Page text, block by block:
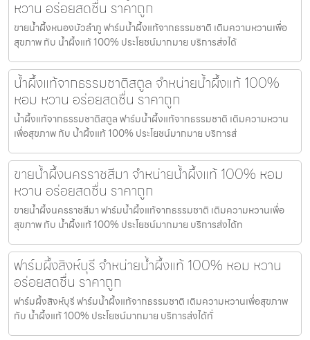
หวาน อร่อยสดชื่น ราคาถูก
ขายน้ำผึ้งหนองบัวลำภู ฟาร์มน้ำผึ้งแท้จากธรรมชาติ เติมความหวานเพื่อ
สุขภาพ กับ น้ำผึ้งแท้ 100% ประโยชน์มากมาย บริการส่งได้
น้ำผึ้งแท้จากธรรมชาติสตูล จำหน่ายน้ำผึ้งแท้ 100%
หอม หวาน อร่อยสดชื่น ราคาถูก
น้ำผึ้งแท้จากธรรมชาติสตูล ฟาร์มน้ำผึ้งแท้จากธรรมชาติ เติมความหวาน
เพื่อสุขภาพ กับ น้ำผึ้งแท้ 100% ประโยชน์มากมาย บริการส่
ขายน้ำผึ้งนครราชสีมา จำหน่ายน้ำผึ้งแท้ 100% หอม
หวาน อร่อยสดชื่น ราคาถูก
ขายน้ำผึ้งนครราชสีมา ฟาร์มน้ำผึ้งแท้จากธรรมชาติ เติมความหวานเพื่อ
สุขภาพ กับ น้ำผึ้งแท้ 100% ประโยชน์มากมาย บริการส่งได้ท
ฟาร์มผึ้งสิงห์บุรี จำหน่ายน้ำผึ้งแท้ 100% หอม หวาน
อร่อยสดชื่น ราคาถูก
ฟาร์มผึ้งสิงห์บุรี ฟาร์มน้ำผึ้งแท้จากธรรมชาติ เติมความหวานเพื่อสุขภาพ
กับ น้ำผึ้งแท้ 100% ประโยชน์มากมาย บริการส่งได้ทั่